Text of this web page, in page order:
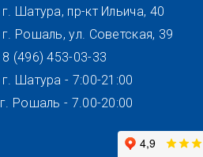
Перейти
г. Шатура, пр-кт Ильича, 40
г. Рошаль, ул. Советская, 39
8 (496) 453-03-33
г. Шатура - 7:00-21:00
г. Рошаль - 7.00-20:00